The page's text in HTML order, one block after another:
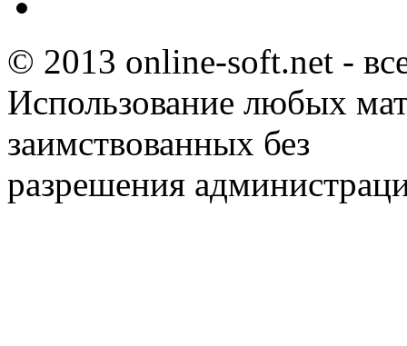
© 2013 online-soft.net -
Использование любых
заимствованных без
разрешения